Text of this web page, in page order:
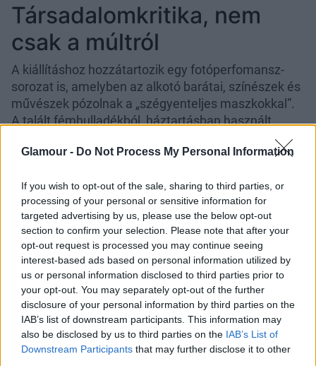
Glamour - Do Not Process My Personal Information
If you wish to opt-out of the sale, sharing to third parties, or
processing of your personal or sensitive information for
targeted advertising by us, please use the below opt-out
section to confirm your selection. Please note that after your
opt-out request is processed you may continue seeing
interest-based ads based on personal information utilized by
us or personal information disclosed to third parties prior to
your opt-out. You may separately opt-out of the further
disclosure of your personal information by third parties on the
IAB’s list of downstream participants. This information may
also be disclosed by us to third parties on the IAB’s List of
Downstream Participants that may further disclose it to other
Társadalomkritika, nem
csak a múltról
A kiállításhoz hozzátartozik egy fotóperfomansz-
sorozat is, amelyben az alkotó barátai, színészek és
művészek pózolnak a „szégyenteljes maszkokkal”.
A talált fémhulladékból, háztartásban használt
szerszámokból hegesztett alkotások rémisztően
eszközeit. A maszkokat vizsgálva akaratlanul
eszünkbe juthatnak a középkori kínzóeszközök,
vagy maguk a kínzók is, illetve akár a fejkosár is,
amellyel a pletykás nőket publikusan büntették. A
kiállított szobrok ösztönösen kiváltják ezeknek az
időknek a diszkomfortérzetét, ugyanakkor a
maszkokat viselve lehetőségünk adódik
újraértelmezni a társadalmi erőviszonyokat, és a
nők történelmi megpróbáltatásait. Egyes
értelmezések szerint az emberek nem változó
természetére világítanak rá a szégyenmaszkok és